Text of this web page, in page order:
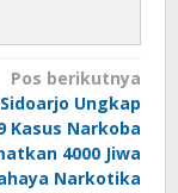
Pos berikutnya
Ungkap
Kasus Narkoba
4000 Jiwa
Narkotika